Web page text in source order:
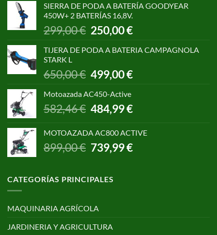
era:
1.055,00 €.
es:
SIERRA DE PODA A BATERÍA GOODYEAR
450W+ 2 BATERÍAS 16,8V.
299,00€ El
precio
original
299,00 €.
250,00€El
precio
actual
250,00 €.
TIJERA DE PODA A BATERIA CAMPAGNOLA
STARK L
650,00€
El
precio
original
650,00 €.
499,00€El
precio
499,00 €.
Motoazada AC450-Active
582,46€
El
precio
era:
582,46 €.
484,99€El
precio
es:
484,99 €.
MOTOAZADA AC800 ACTIVE
899,00€ El
precio
era:
899,00 €.
739,99€El
precio
CATEGORÍAS PRINCIPALES
MAQUINARIA AGRÍCOLA
JARDINERIA Y AGRICULTURA